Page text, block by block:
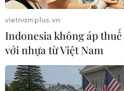
vietnamplus.vn
Indonesia không áp
với nhựa từ Việt Nam